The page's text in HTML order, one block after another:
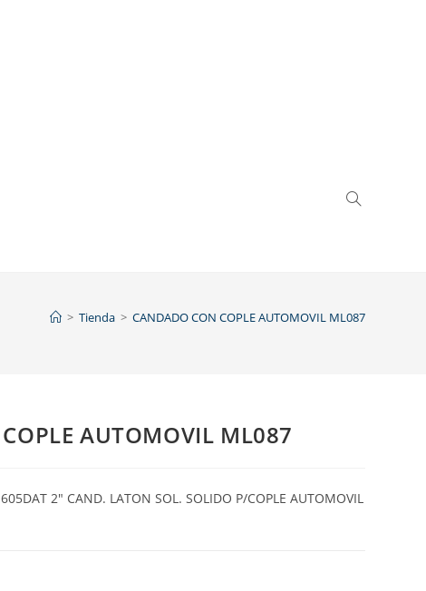
> Tienda > CANDADO CON COPLE AUTOMOVIL ML087
AUTOMOVIL ML087
2″ CAND. LATON SOL. SOLIDO P/COPLE AUTOMOVIL